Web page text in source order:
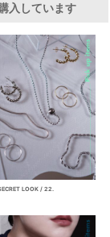
入しています
LOOK / 22.